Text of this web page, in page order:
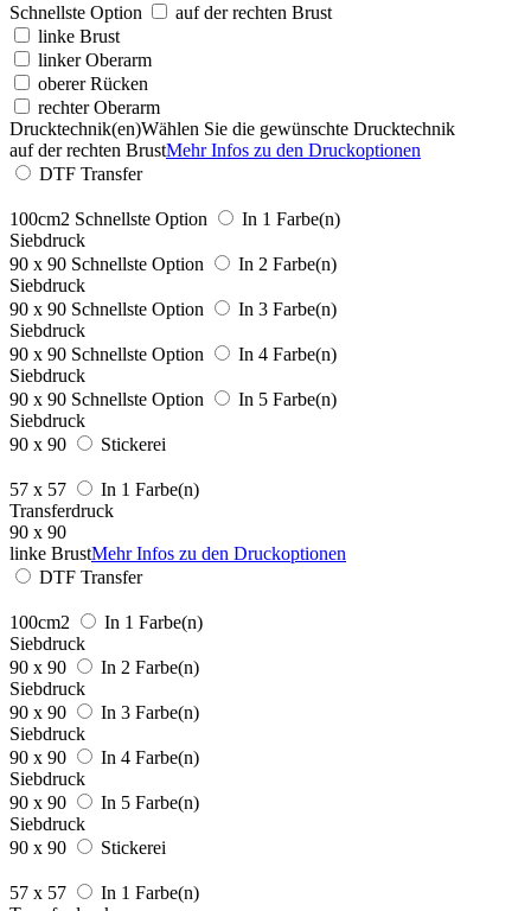
Schnellste Option
auf der rechten Brust
linke Brust
linker Oberarm
oberer Rücken
rechter Oberarm
Drucktechnik(en)Wählen Sie die gewünschte Drucktechnik
auf der rechten BrustMehr Infos zu den Druckoptionen
DTF Transfer
100cm2 Schnellste Option
In 1 Farbe(n)
Siebdruck
90 x 90 Schnellste Option
In 2 Farbe(n)
Siebdruck
90 x 90 Schnellste Option
In 3 Farbe(n)
Siebdruck
90 x 90 Schnellste Option
In 4 Farbe(n)
Siebdruck
90 x 90 Schnellste Option
In 5 Farbe(n)
Siebdruck
90 x 90
Stickerei
57 x 57
In 1 Farbe(n)
Transferdruck
90 x 90
linke BrustMehr Infos zu den Druckoptionen
DTF Transfer
100cm2
In 1 Farbe(n)
Siebdruck
90 x 90
In 2 Farbe(n)
Siebdruck
90 x 90
In 3 Farbe(n)
Siebdruck
90 x 90
In 4 Farbe(n)
Siebdruck
90 x 90
In 5 Farbe(n)
Siebdruck
90 x 90
Stickerei
57 x 57
In 1 Farbe(n)